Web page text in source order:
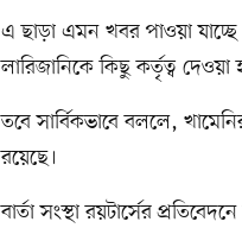
এ ছাড়া এমন খবর পাওয়া
লারিজানিকে কিছু কর্তৃত্ব দেওয়া
তবে সার্বিকভাবে বললে,
রয়েছে।
বার্তা সংস্থা রয়টার্সের